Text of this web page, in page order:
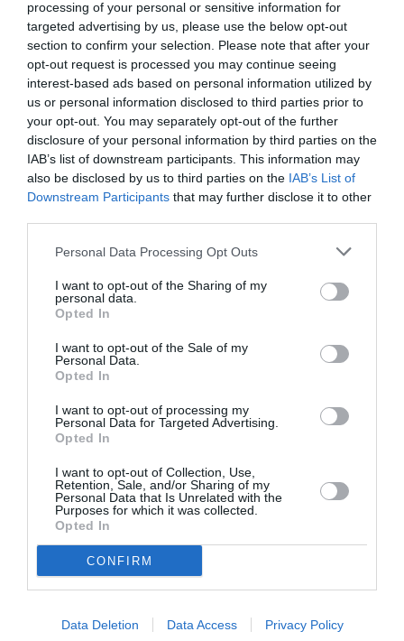
processing of your personal or sensitive information for
targeted advertising by us, please use the below opt-out
section to confirm your selection. Please note that after your
opt-out request is processed you may continue seeing
interest-based ads based on personal information utilized by
us or personal information disclosed to third parties prior to
your opt-out. You may separately opt-out of the further
disclosure of your personal information by third parties on the
IAB’s list of downstream participants. This information may
also be disclosed by us to third parties on the IAB’s List of
Downstream Participants that may further disclose it to other
Personal Data Processing Opt Outs
I want to opt-out of the Sharing of my
personal data.
Opted In
I want to opt-out of the Sale of my
Personal Data.
Opted In
I want to opt-out of processing my
Personal Data for Targeted Advertising.
Opted In
I want to opt-out of Collection, Use,
Retention, Sale, and/or Sharing of my
Personal Data that Is Unrelated with the
Purposes for which it was collected.
Opted In
CONFIRM
Data Deletion Data Access Privacy Policy
Πολιτισμό στοCulturenow.gr
Νέοι Διαγωνισμοί❯
Tags
ΕΝΤΕΧΝΟ - ΛΑΪΚΟ - ΠΑΡΑΔΟΣΙΑΚΗ
Newsletter
την Τέχνη και τον Πολιτισμό!
Ακολουθήστε το Culturenow.gr
Σχετικά Άρθρα
Mania The Abba
The Magician’s